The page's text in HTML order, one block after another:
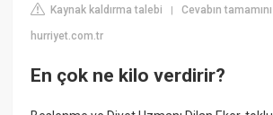
Kaynak kaldırma talebi |Cevabın
hurriyet.com.tr
En çok ne kilo verdirir?